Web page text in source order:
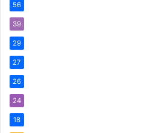
56
39
29
27
26
24
18